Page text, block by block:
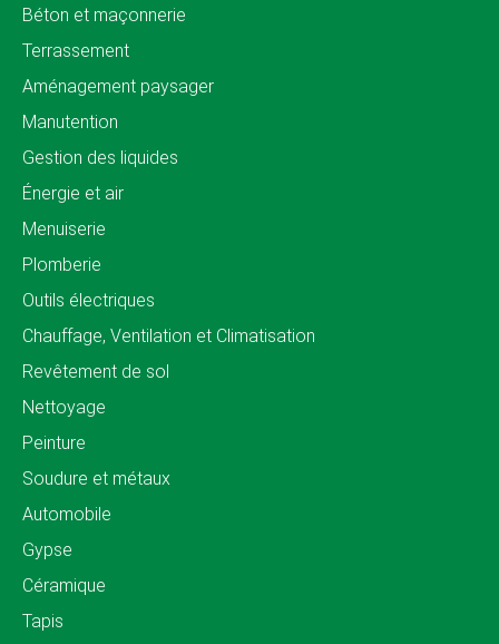
Béton et maçonnerie
Terrassement
Aménagement paysager
Manutention
Gestion des liquides
Énergie et air
Menuiserie
Plomberie
Outils électriques
Chauffage, Ventilation et Climatisation
Revêtement de sol
Nettoyage
Peinture
Soudure et métaux
Automobile
Gypse
Céramique
Tapis